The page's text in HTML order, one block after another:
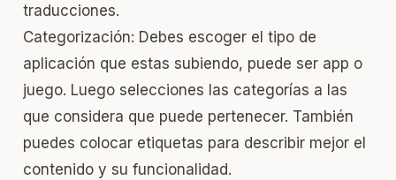
traducciones.
Categorización: Debes escoger el tipo de
aplicación que estas subiendo, puede ser app o
juego. Luego selecciones las categorías a las
que considera que puede pertenecer. También
puedes colocar etiquetas para describir mejor el
contenido y su funcionalidad.